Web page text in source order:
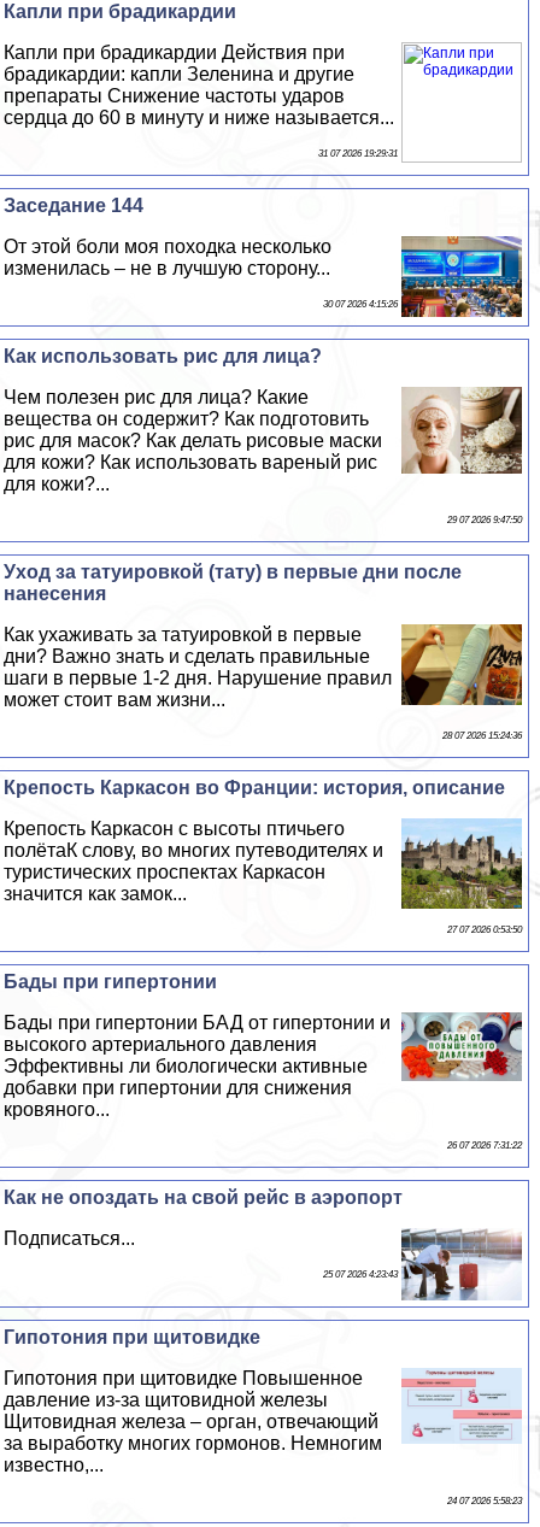
Капли при брадикардии
Капли при брадикардии Действия при
брадикардии: капли Зеленина и другие
препараты Снижение частоты ударов
сердца до 60 в минуту и ниже называется...
31 07 2026 19:29:31
Заседание 144
От этой боли моя походка несколько
изменилась – не в лучшую сторону...
30 07 2026 4:15:26
Как использовать рис для лица?
Чем полезен рис для лица? Какие
вещества он содержит? Как подготовить
рис для масок? Как делать рисовые маски
для кожи? Как использовать вареный рис
для кожи?...
29 07 2026 9:47:50
Уход за татуировкой (тату) в первые дни после
нанесения
Как ухаживать за татуировкой в первые
дни? Важно знать и сделать правильные
шаги в первые 1-2 дня. Нарушение правил
может стоит вам жизни...
28 07 2026 15:24:36
Крепость Каркасон во Франции: история, описание
Крепость Каркасон с высоты птичьего
полётаК слову, во многих путеводителях и
туристических проспектах Каркасон
значится как замок...
27 07 2026 0:53:50
Бады при гипертонии
Бады при гипертонии БАД от гипертонии и
высокого артериального давления
Эффективны ли биологически активные
добавки при гипертонии для снижения
кровяного...
26 07 2026 7:31:22
Как не опоздать на свой рейс в аэропорт
Подписаться...
25 07 2026 4:23:43
Гипотония при щитовидке
Гипотония при щитовидке Повышенное
давление из-за щитовидной железы
Щитовидная железа – орган, отвечающий
за выработку многих гормонов. Немногим
известно,...
24 07 2026 5:58:23